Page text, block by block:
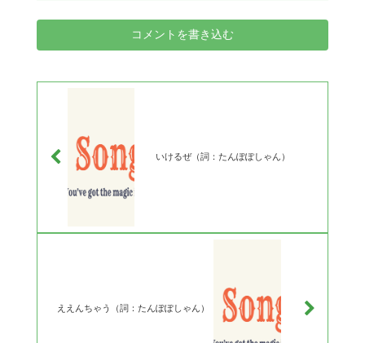
コメントを書き込む
いけるぜ（詞：たんぽぽしゃん）
ええんちゃう（詞：たんぽぽしゃん）